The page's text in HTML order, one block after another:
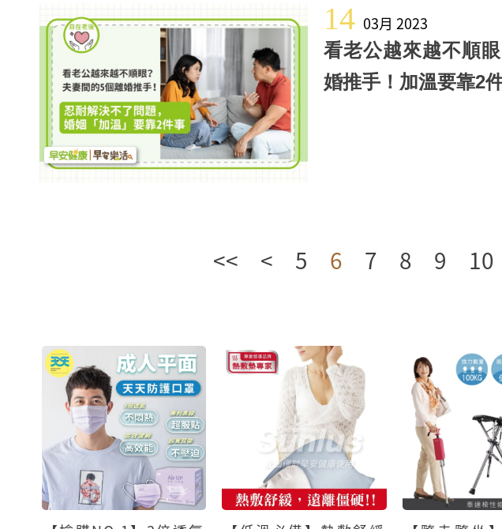
14 03月 2023
看老公越來越不順
婚推手！加溫要靠2
<< < 5 6 7 8 9 10